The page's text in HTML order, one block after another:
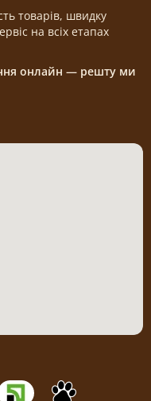
товарів, швидку
на всіх етапах
онлайн — решту ми